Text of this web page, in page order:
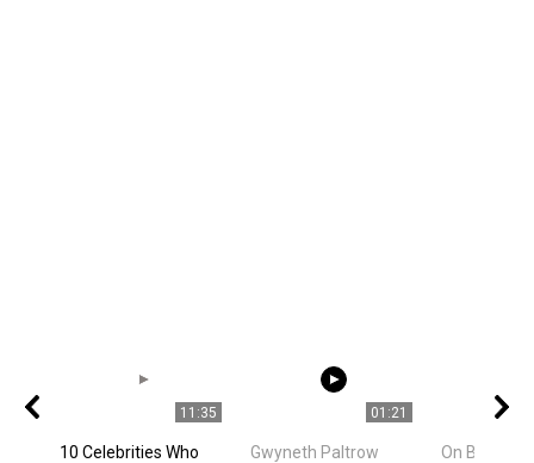
11:35
10 Celebrities Who
01:21
Gwyneth Paltrow
On Board